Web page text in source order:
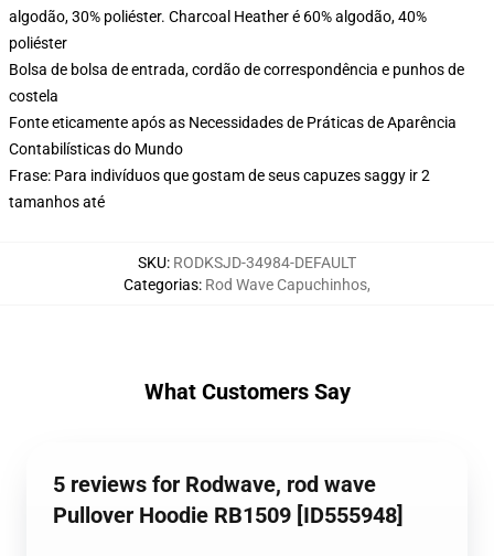
algodão, 30% poliéster. Charcoal Heather é 60% algodão, 40%
poliéster
Bolsa de bolsa de entrada, cordão de correspondência e punhos de
costela
Fonte eticamente após as Necessidades de Práticas de Aparência
Contabilísticas do Mundo
Frase: Para indivíduos que gostam de seus capuzes saggy ir 2
tamanhos até
SKU: RODKSJD-34984-DEFAULT
Categorias: Rod Wave Capuchinhos,
What Customers Say
5 reviews for Rodwave, rod wave
Pullover Hoodie RB1509 [ID555948]